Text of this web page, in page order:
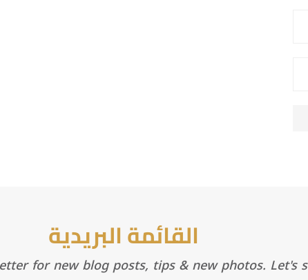
القائمة البريدية
for new blog posts, tips & new photos. Let's